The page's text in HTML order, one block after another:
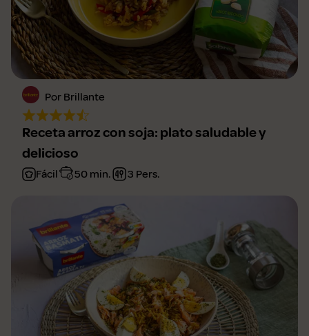
Por Brillante
Receta arroz con soja: plato saludable y
delicioso
Fácil 50 min. 3 Pers.